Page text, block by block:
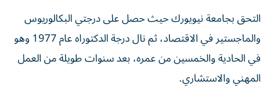
التحق بجامعة نيويورك حيث حصل على درجتي البكالوريوس
والماجستير في الاقتصاد، ثم نال درجة الدكتوراه عام 1977 وهو
في الحادية والخمسين من عمره، بعد سنوات طويلة من العمل
المهني والاستشاري.